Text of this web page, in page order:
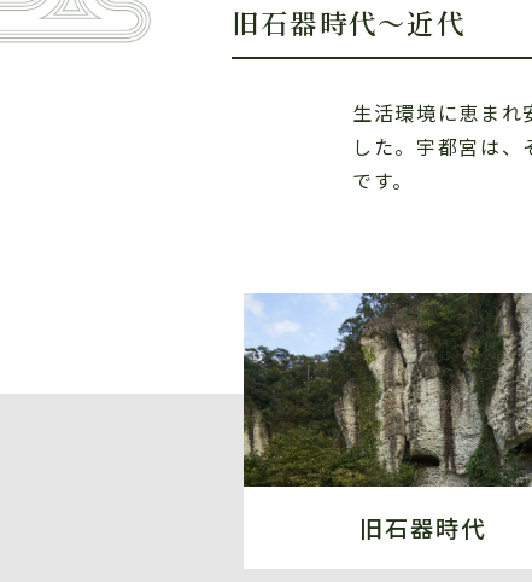
旧石器時代～近代
生活環境に恵まれ
した。宇都宮は
です。
旧石器時代